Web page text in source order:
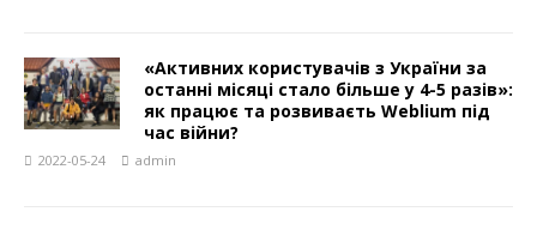
«Активних користувачів з України за
останні місяці стало більше у 4-5 разів»:
як працює та розвиваєть Weblium під
час війни?
2022-05-24 admin